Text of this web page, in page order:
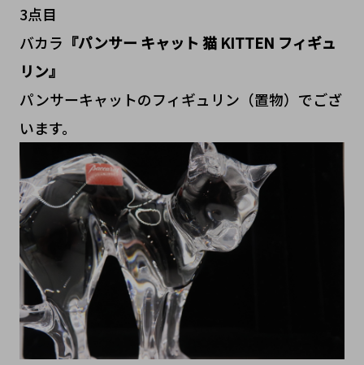
3点目
バカラ 『パンサー キャット 猫 KITTEN フィギュ
リン』
パンサーキャットのフィギュリン（置物）でござ
います。